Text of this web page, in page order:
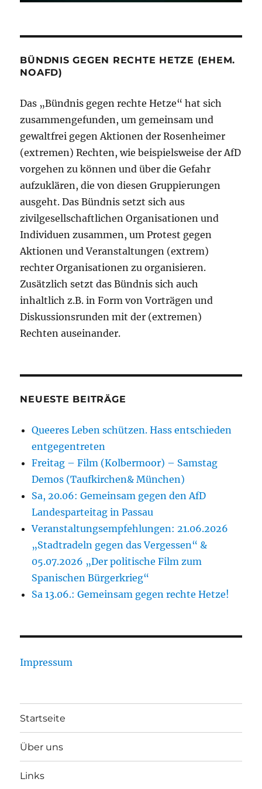
BÜNDNIS GEGEN RECHTE HETZE (EHEM.
NOAFD)
Das „Bündnis gegen rechte Hetze“ hat sich
zusammengefunden, um gemeinsam und
gewaltfrei gegen Aktionen der Rosenheimer
(extremen) Rechten, wie beispielsweise der AfD
vorgehen zu können und über die Gefahr
aufzuklären, die von diesen Gruppierungen
ausgeht. Das Bündnis setzt sich aus
zivilgesellschaftlichen Organisationen und
Individuen zusammen, um Protest gegen
Aktionen und Veranstaltungen (extrem)
rechter Organisationen zu organisieren.
Zusätzlich setzt das Bündnis sich auch
inhaltlich z.B. in Form von Vorträgen und
Diskussionsrunden mit der (extremen)
Rechten auseinander.
NEUESTE BEITRÄGE
Queeres Leben schützen. Hass entschieden
entgegentreten
Freitag – Film (Kolbermoor) – Samstag
Demos (Taufkirchen& München)
Sa, 20.06: Gemeinsam gegen den AfD
Landesparteitag in Passau
Veranstaltungsempfehlungen: 21.06.2026
„Stadtradeln gegen das Vergessen“ &
05.07.2026 „Der politische Film zum
Spanischen Bürgerkrieg“
Sa 13.06.: Gemeinsam gegen rechte Hetze!
Impressum
Startseite
Über uns
Links